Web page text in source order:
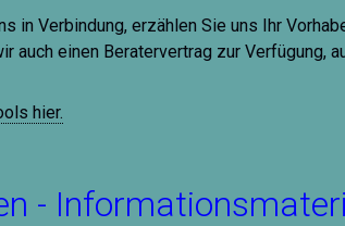
in Verbindung, erzählen Sie uns Ihr
auch einen Beratervertrag zur
hier.
-